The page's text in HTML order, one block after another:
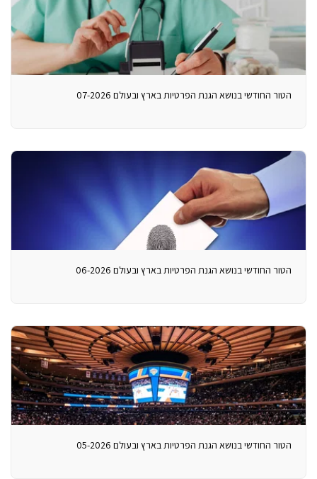
הטור החודשי בנושא הגנת הפרטיות בארץ ובעולם 07-2026
הטור החודשי בנושא הגנת הפרטיות בארץ ובעולם 06-2026
הטור החודשי בנושא הגנת הפרטיות בארץ ובעולם 05-2026